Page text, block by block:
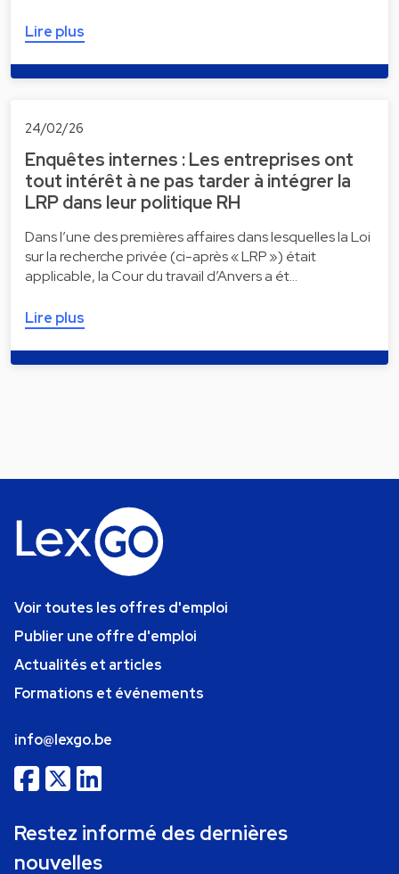
Lire plus
24/02/26
Enquêtes internes : Les entreprises ont
tout intérêt à ne pas tarder à intégrer la
LRP dans leur politique RH
Dans l’une des premières affaires dans lesquelles la Loi
sur la recherche privée (ci-après « LRP ») était
applicable, la Cour du travail d’Anvers a ét…
Lire plus
Voir toutes les offres d'emploi
Publier une offre d'emploi
Actualités et articles
Formations et événements
info@lexgo.be
Restez informé des dernières
nouvelles